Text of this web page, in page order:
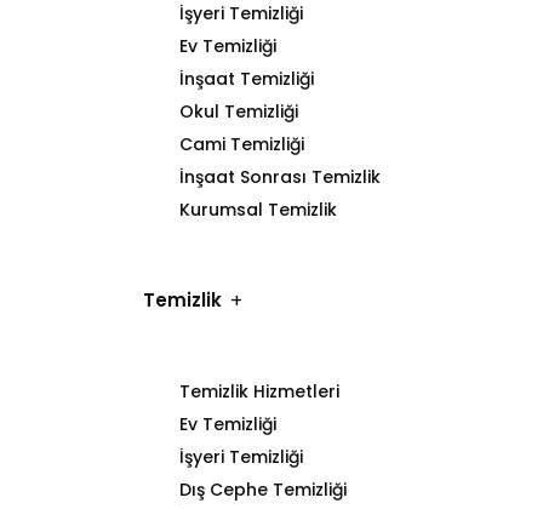
İşyeri Temizliği
Ev Temizliği
İnşaat Temizliği
Okul Temizliği
Cami Temizliği
İnşaat Sonrası Temizlik
Kurumsal Temizlik
Temizlik
Temizlik Hizmetleri
Ev Temizliği
İşyeri Temizliği
Dış Cephe Temizliği